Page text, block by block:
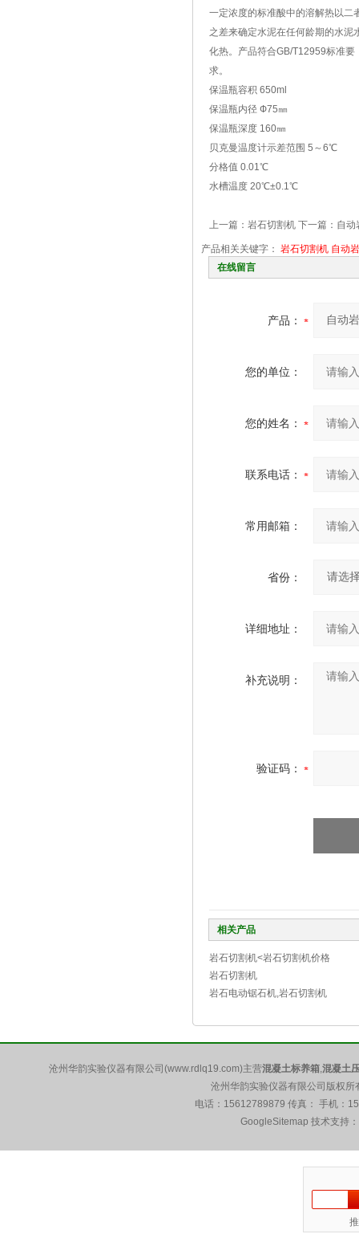
一定浓度的标准酸中的溶解热以二
之差来确定水泥在任何龄期的水泥
化热。产品符合GB/T12959标准要
求。
保温瓶容积 650ml
保温瓶内径 Ф75㎜
保温瓶深度 160㎜
贝克曼温度计示差范围 5～6℃
分格值 0.01℃
水槽温度 20℃±0.1℃
上一篇： 岩石切割机 下一篇： 自动
产品相关关键字： 岩石切割机 自动
在线留言
产品：
您的单位：
您的姓名：
联系电话：
常用邮箱：
省份：
详细地址：
补充说明：
验证码：
相关产品
岩石切割机<岩石切割机价格
岩石切割机
岩石电动锯石机,岩石切割机
沧州华韵实验仪器有限公司(www.rdlq19.com)主营混凝土标养箱,混凝土
沧州华韵实验仪器有限公司版权
电话：15612789879 传真： 手机：
GoogleSitemap 技术支持